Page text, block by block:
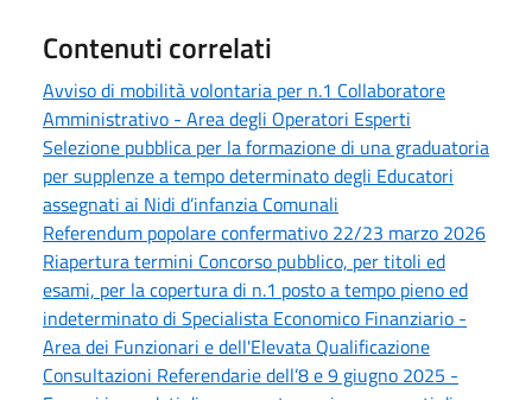
Contenuti correlati
Avviso di mobilità volontaria per n.1 Collaboratore
Amministrativo - Area degli Operatori Esperti
Selezione pubblica per la formazione di una graduatoria
per supplenze a tempo determinato degli Educatori
assegnati ai Nidi d’infanzia Comunali
Referendum popolare confermativo 22/23 marzo 2026
Riapertura termini Concorso pubblico, per titoli ed
esami, per la copertura di n.1 posto a tempo pieno ed
indeterminato di Specialista Economico Finanziario -
Area dei Funzionari e dell'Elevata Qualificazione
Consultazioni Referendarie dell’8 e 9 giugno 2025 -